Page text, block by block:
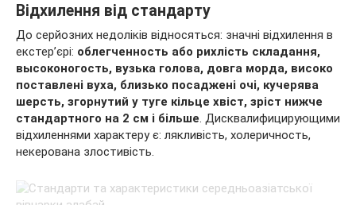
Відхилення від стандарту
До серйозних недоліків відносяться: значні відхилення в
екстер’єрі: облегченность або рихлість складання,
высоконогость, вузька голова, довга морда, високо
поставлені вуха, близько посаджені очі, кучерява
шерсть, згорнутий у туге кільце хвіст, зріст нижче
стандартного на 2 см і більше . Дисквалифицирующими
відхиленнями характеру є: лякливість, холеричность,
некерована злостивість.